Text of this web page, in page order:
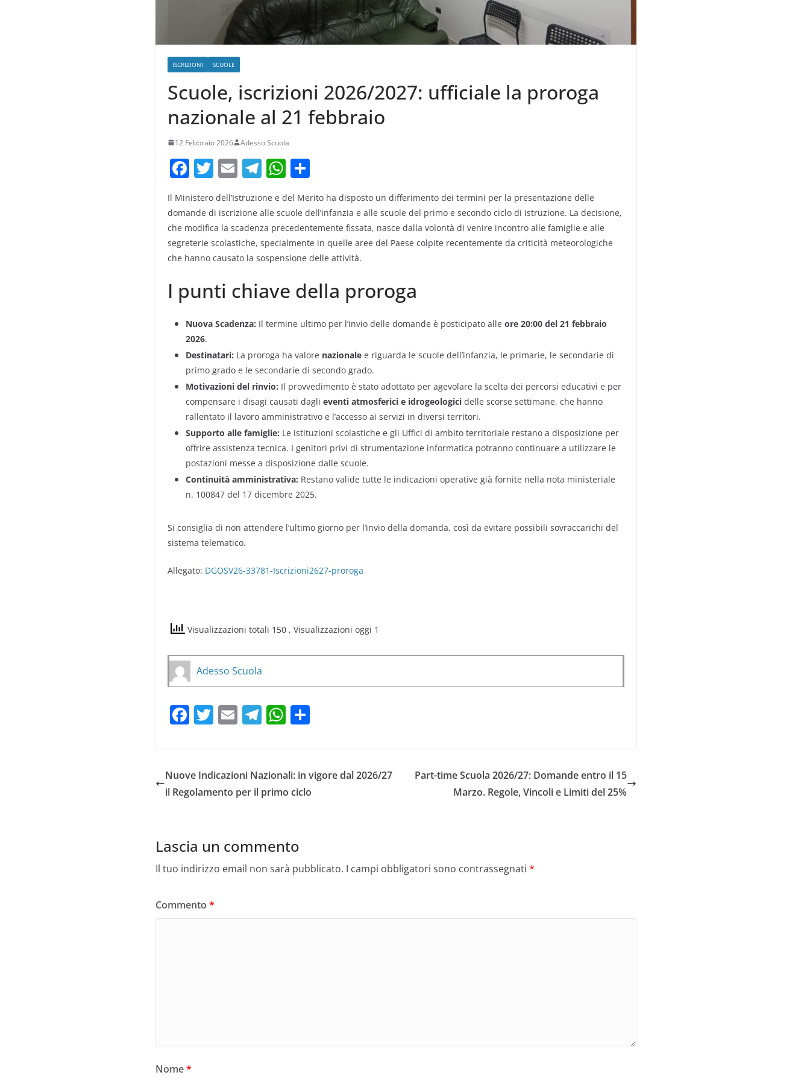
ISCRIZIONI SCUOLE
Scuole, iscrizioni 2026/2027: ufficiale la proroga
nazionale al 21 febbraio
12 Febbraio 2026 Adesso Scuola
F
a
c
e
b
o
o
k
T
w
itt
er
E
ai
l
T
e
gr
a
m
W
h
at
s
A
p
p
o
n
di
vi
di
Il Ministero dell’Istruzione e del Merito ha disposto un differimento dei termini per la presentazione delle
domande di iscrizione alle scuole dell’infanzia e alle scuole del primo e secondo ciclo di istruzione. La decisione,
che modifica la scadenza precedentemente fissata, nasce dalla volontà di venire incontro alle famiglie e alle
segreterie scolastiche, specialmente in quelle aree del Paese colpite recentemente da criticità meteorologiche
che hanno causato la sospensione delle attività.
I punti chiave della proroga
Nuova Scadenza: Il termine ultimo per l’invio delle domande è posticipato alle ore 20:00 del 21 febbraio
2026.
Destinatari: La proroga ha valore nazionale e riguarda le scuole dell’infanzia, le primarie, le secondarie di
primo grado e le secondarie di secondo grado.
Motivazioni del rinvio: Il provvedimento è stato adottato per agevolare la scelta dei percorsi educativi e per
compensare i disagi causati dagli eventi atmosferici e idrogeologici delle scorse settimane, che hanno
rallentato il lavoro amministrativo e l’accesso ai servizi in diversi territori.
Supporto alle famiglie: Le istituzioni scolastiche e gli Uffici di ambito territoriale restano a disposizione per
offrire assistenza tecnica. I genitori privi di strumentazione informatica potranno continuare a utilizzare le
postazioni messe a disposizione dalle scuole.
Continuità amministrativa: Restano valide tutte le indicazioni operative già fornite nella nota ministeriale
n. 100847 del 17 dicembre 2025.
Si consiglia di non attendere l’ultimo giorno per l’invio della domanda, così da evitare possibili sovraccarichi del
sistema telematico.
Allegato: DGOSV26-33781-Iscrizioni2627-proroga
Visualizzazioni totali 150 , Visualizzazioni oggi 1
Adesso Scuola
F
e
b
k
T
er
E
l
T
gr
a
W
s
A
di
vi
Nuove Indicazioni Nazionali: in vigore dal 2026/27
il Regolamento per il primo ciclo
Part-time Scuola 2026/27: Domande entro il 15
Marzo. Regole, Vincoli e Limiti del 25%
Lascia un commento
Il tuo indirizzo email non sarà pubblicato. I campi obbligatori sono contrassegnati *
Commento *
Nome*